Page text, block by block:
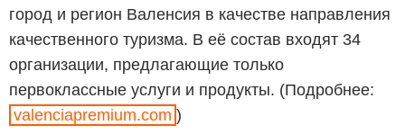
город и регион Валенсия в качестве направления
качественного туризма. В её состав входят 34
организации, предлагающие только
первоклассные услуги и продукты. (Подробнее:
valenciapremium.com )